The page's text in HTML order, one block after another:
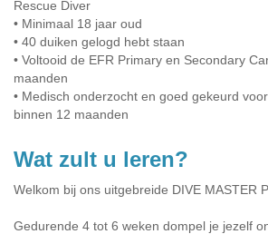
Rescue Diver
• Minimaal 18 jaar oud
• 40 duiken gelogd hebt staan
• Voltooid de EFR Primary en Secondary
maanden
• Medisch onderzocht en goed gekeurd
binnen 12 maanden
Wat zult u leren?
Welkom bij ons uitgebreide DIVE MASTER
Gedurende 4 tot 6 weken dompel je jezelf